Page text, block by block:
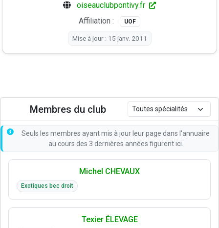
oiseauclubpontivy.fr
Affiliation :
UOF
Mise à jour : 15 janv. 2011
Membres du club
Seuls les membres ayant mis à jour leur page dans l'annuaire
au cours des 3 dernières années figurent ici.
Michel CHEVAUX
Exotiques bec droit
Texier ÉLEVAGE